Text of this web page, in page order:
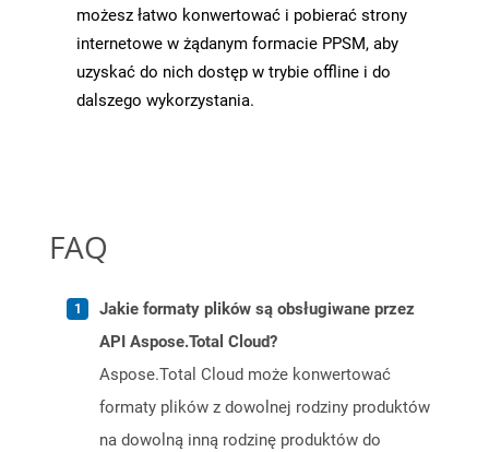
możesz łatwo konwertować i pobierać strony
internetowe w żądanym formacie PPSM, aby
uzyskać do nich dostęp w trybie offline i do
dalszego wykorzystania.
FAQ
Jakie formaty plików są obsługiwane przez
API Aspose.Total Cloud?
Aspose.Total Cloud może konwertować
formaty plików z dowolnej rodziny produktów
na dowolną inną rodzinę produktów do